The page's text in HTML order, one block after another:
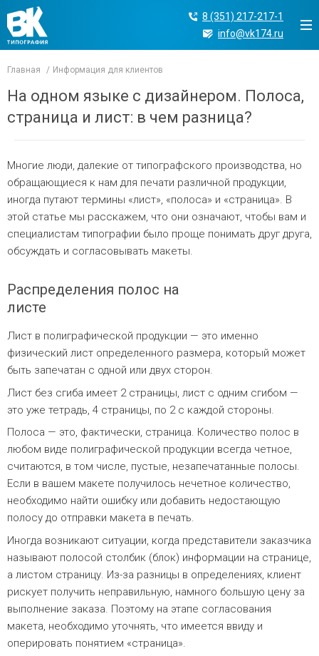
8 (351) 217-217-1
info@vk174.ru
Главная Информация для клиентов
На одном языке с дизайнером. Полоса,
страница и лист: в чем разница?
Многие люди, далекие от типографского производства, но
обращающиеся к нам для печати различной продукции,
иногда путают термины «лист», «полоса» и «страница». В
этой статье мы расскажем, что они означают, чтобы вам и
специалистам типографии было проще понимать друг друга,
обсуждать и согласовывать макеты.
Распределения полос на
листе
Лист в полиграфической продукции — это именно
физический лист определенного размера, который может
быть запечатан с одной или двух сторон.
Лист без сгиба имеет 2 страницы, лист с одним сгибом —
это уже тетрадь, 4 страницы, по 2 с каждой стороны.
Полоса — это, фактически, страница. Количество полос в
любом виде полиграфической продукции всегда четное,
считаются, в том числе, пустые, незапечатанные полосы.
Если в вашем макете получилось нечетное количество,
необходимо найти ошибку или добавить недостающую
полосу до отправки макета в печать.
Иногда возникают ситуации, когда представители заказчика
называют полосой столбик (блок) информации на странице,
а листом страницу. Из-за разницы в определениях, клиент
рискует получить неправильную, намного большую цену за
выполнение заказа. Поэтому на этапе согласования
макета, необходимо уточнять, что имеется ввиду и
оперировать понятием «страница».